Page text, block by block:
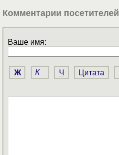
Комментарии посетителей
Ваше имя:
Ж К Ч Цитата